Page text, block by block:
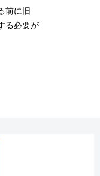
前に旧
る必要が